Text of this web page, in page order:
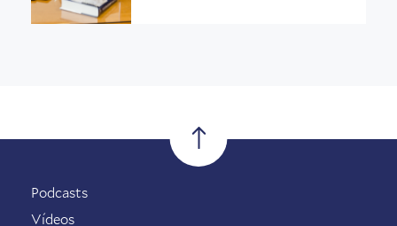
Podcasts
Vídeos